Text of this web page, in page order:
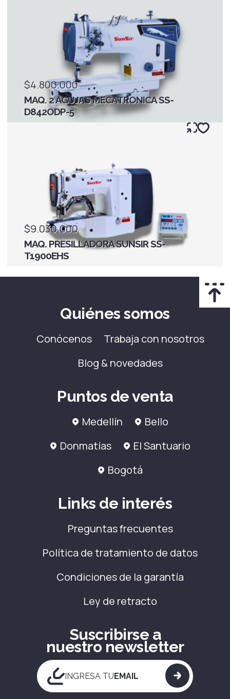
$4.800.000
MAQ. 2 AGUJAS MECATRONICA SS-
D842ODP-5
$9.030.000
MAQ. PRESILLADORA SUNSIR SS-
T1900EHS
Quiénes somos
Conócenos
Trabaja con nosotros
Blog & novedades
Puntos de venta
Medellín
Bello
Donmatías
El Santuario
Bogotá
Links de interés
Preguntas frecuentes
Política de tratamiento de datos
Condiciones de la garantía
Ley de retracto
Suscribirse a
nuestro newsletter
INGRESA TU EMAIL